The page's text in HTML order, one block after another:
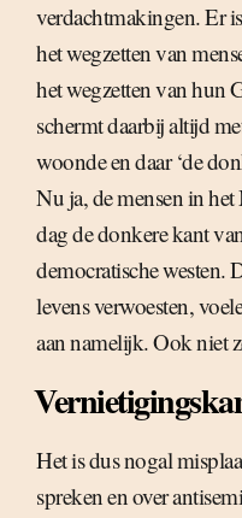
verdachtmakingen. Er
het wegzetten van
het wegzetten van hun
schermt daarbij altijd
woonde en daar ‘de
Nu ja, de mensen in
dag de donkere kant
democratische westen.
levens verwoesten,
aan namelijk. Ook niet
Het is dus nogal
spreken en over